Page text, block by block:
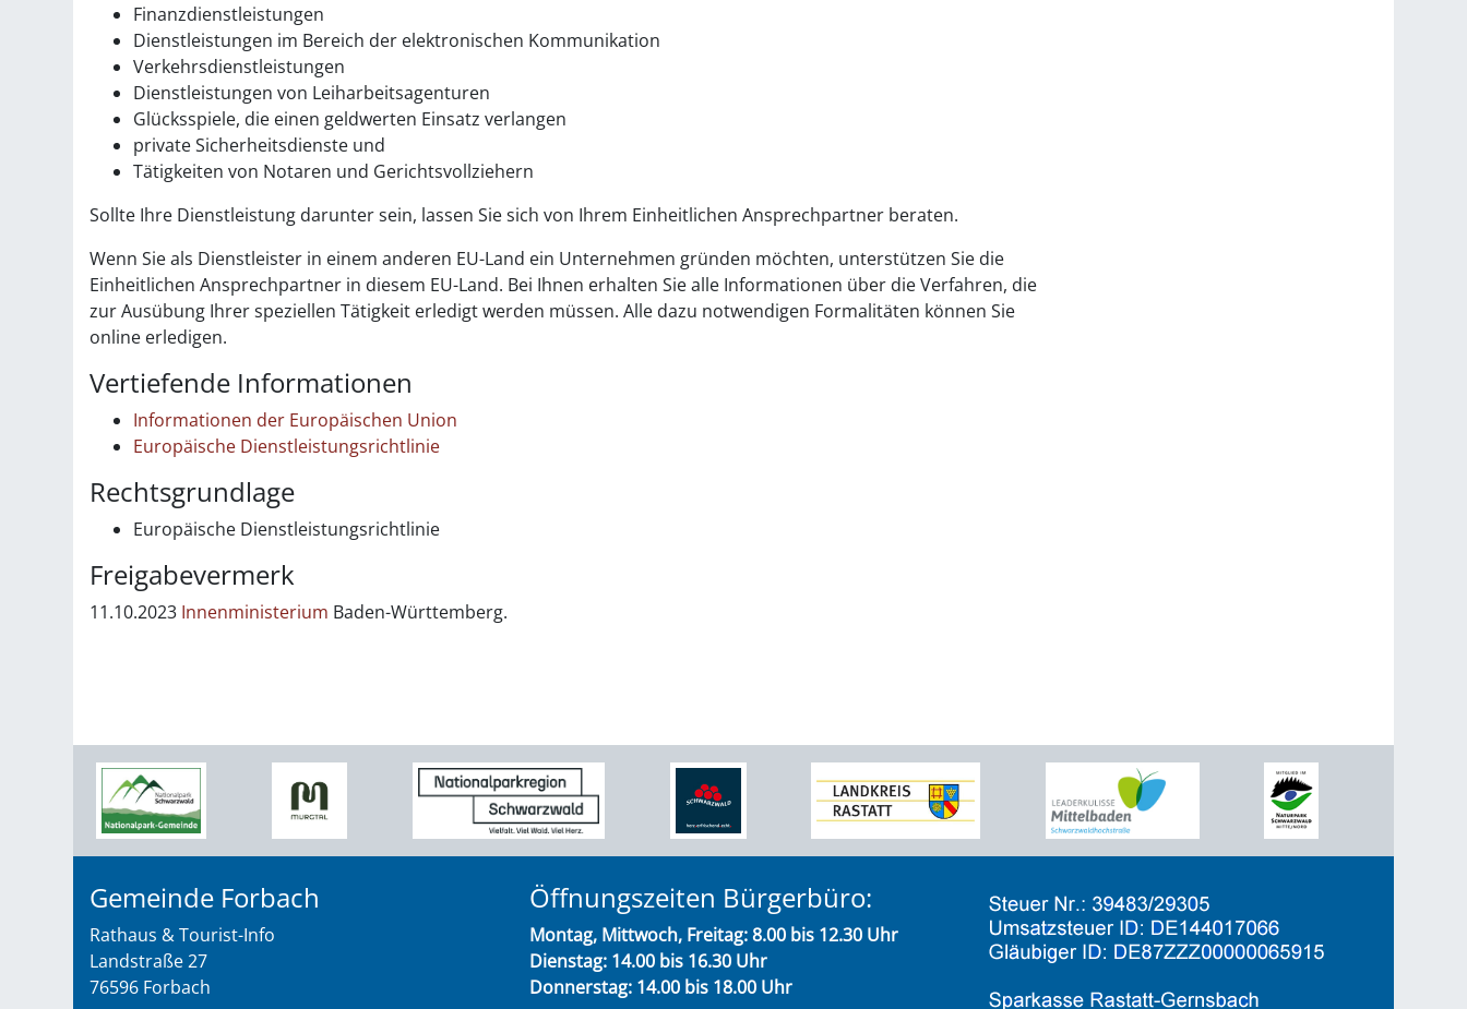
Finanzdienstleistungen
Dienstleistungen im Bereich der elektronischen Kommunikation
Verkehrsdienstleistungen
Dienstleistungen von Leiharbeitsagenturen
Glücksspiele, die einen geldwerten Einsatz verlangen
private Sicherheitsdienste und
Tätigkeiten von Notaren und Gerichtsvollziehern
Sollte Ihre Dienstleistung darunter sein, lassen Sie sich von Ihrem Einheitlichen Ansprechpartner beraten.
Wenn Sie als Dienstleister in einem anderen EU-Land ein Unternehmen gründen möchten, unterstützen Sie die
Einheitlichen Ansprechpartner in diesem EU-Land. Bei Ihnen erhalten Sie alle Informationen über die Verfahren, die
zur Ausübung Ihrer speziellen Tätigkeit erledigt werden müssen. Alle dazu notwendigen Formalitäten können Sie
online erledigen.
Vertiefende Informationen
Informationen der Europäischen Union
Europäische Dienstleistungsrichtlinie
Rechtsgrundlage
Europäische Dienstleistungsrichtlinie
Freigabevermerk
11.10.2023 Innenministerium Baden-Württemberg.
Gemeinde Forbach
Rathaus & Tourist-Info
Landstraße 27
76596 Forbach
Öffnungszeiten Bürgerbüro:
Montag, Mittwoch, Freitag: 8.00 bis 12.30 Uhr
Dienstag: 14.00 bis 16.30 Uhr
Donnerstag: 14.00 bis 18.00 Uhr